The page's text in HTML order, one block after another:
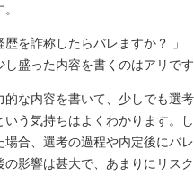
歴を詐称したらバレますか？ 」
し盛った内容を書くのはアリです
的な内容を書いて、少しでも選
いう気持ちはよくわかります。
場合、選考の過程や内定後にバ
の影響は甚大で、あまりにリス